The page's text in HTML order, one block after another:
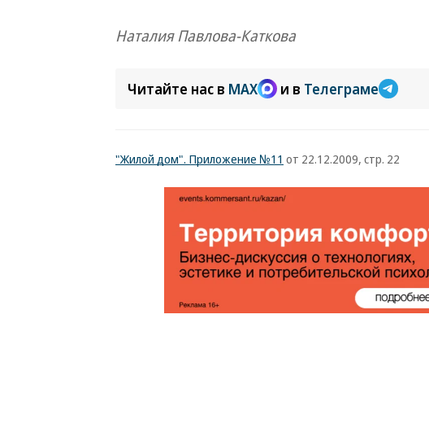
Наталия Павлова-Каткова
Читайте нас в MAX и в Телеграме
"Жилой дом". Приложение №11 от 22.12.2009, стр. 22